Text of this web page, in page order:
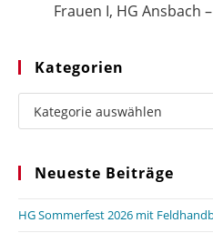
Frauen I, HG Ansbach
Kategorien
Kategorien
Neueste Beiträge
HG Sommerfest 2026 mit